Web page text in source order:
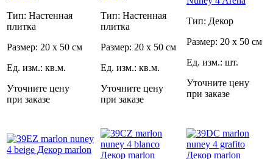
Тип: Настенная
плитка
Размер: 20 x 50 см
Ед. изм.: кв.м.
Уточните цену
при заказе
Тип: Настенная
плитка
Размер: 20 x 50 см
Ед. изм.: кв.м.
Уточните цену
при заказе
Тип: Декор
Размер: 20 x 50 см
Ед. изм.: шт.
Уточните цену
при заказе